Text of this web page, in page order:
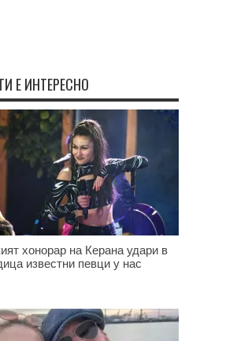
Е ИНТЕРЕСНО
хонорар на Керана удари в
известни певци у нас